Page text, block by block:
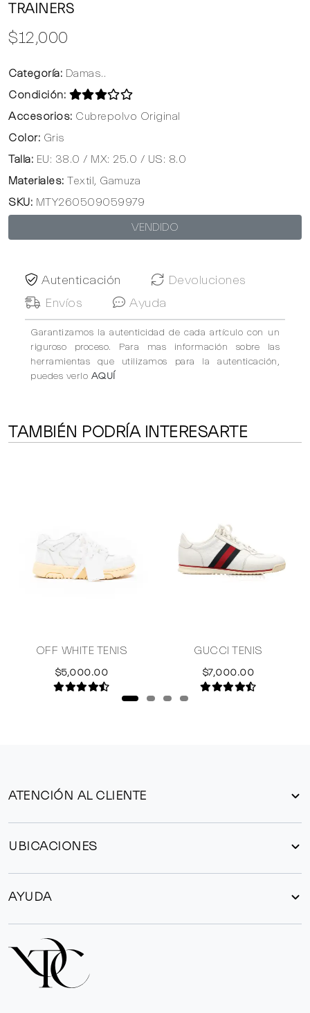
TRAINERS
$12,000
Categoría: Damas..
Condición:
Accesorios: Cubrepolvo Original
Color: Gris
Talla: EU: 38.0 / MX: 25.0 / US: 8.0
Materiales: Textil, Gamuza
SKU: MTY260509059979
VENDIDO
Autenticación
Devoluciones
Envíos
Ayuda
Garantizamos la autenticidad de cada artículo con un
riguroso proceso. Para mas información sobre las
herramientas que utilizamos para la autenticación,
puedes verlo AQUÍ
TAMBIÉN PODRÍA INTERESARTE
OFF WHITE TENIS
$5,000.00
GUCCI TENIS
$7,000.00
ATENCIÓN AL CLIENTE
UBICACIONES
AYUDA